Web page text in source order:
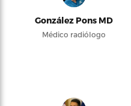
González Pons MD
Médico radiólogo